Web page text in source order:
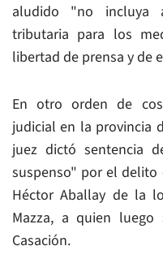
aludido "no incluya
tributaria para los
libertad de prensa y de
En otro orden de
judicial en la provincia
juez dictó sentencia
suspenso" por el
Héctor Aballay de la
Mazza, a quien
Casación.